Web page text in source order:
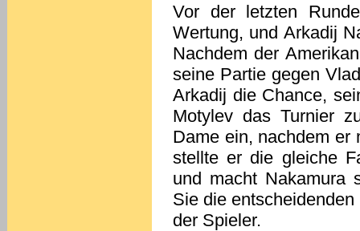
Vor der letzten
Wertung, und Arkadij
Nachdem der
seine Partie gegen
Arkadij die Chance,
Motylev das Turnier
Dame ein, nachdem er
stellte er die gleiche
und macht Nakamura
Sie die
der Spieler.